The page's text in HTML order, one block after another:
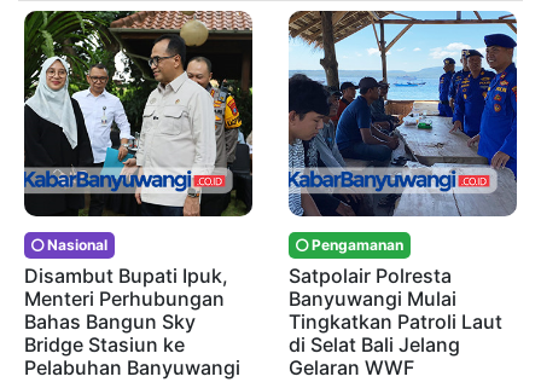
Nasional
Disambut Bupati Ipuk,
Menteri Perhubungan
Bahas Bangun Sky
Bridge Stasiun ke
Pelabuhan Banyuwangi
Pengamanan
Satpolair Polresta
Banyuwangi Mulai
Tingkatkan Patroli Laut
di Selat Bali Jelang
Gelaran WWF